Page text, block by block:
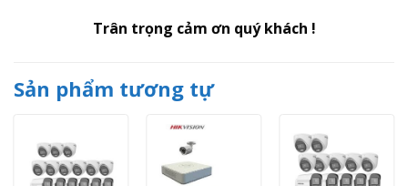
Trân trọng cảm ơn quý khách !
Sản phẩm tương tự